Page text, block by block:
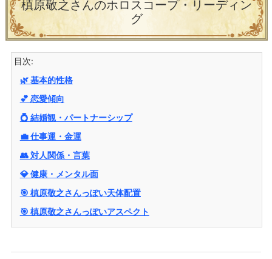
槙原敬之さんのホロスコープ・リーディン
グ
目次:
🌿 基本的性格
💕 恋愛傾向
💍 結婚観・パートナーシップ
💼 仕事運・金運
👥 対人関係・言葉
💎 健康・メンタル面
🎯 槙原敬之さんっぽい天体配置
🎯 槙原敬之さんっぽいアスペクト